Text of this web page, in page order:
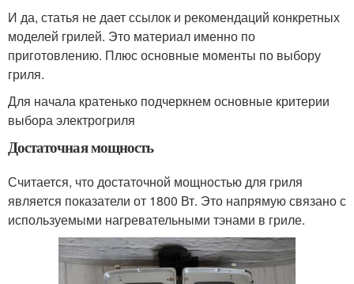
И да, статья не дает ссылок и рекомендаций конкретных
моделей грилей. Это материал именно по
приготовлению. Плюс основные моменты по выбору
гриля.
Для начала кратенько подчеркнем основные критерии
выбора электрогриля
Достаточная мощность
Считается, что достаточной мощностью для гриля
является показатели от 1800 Вт. Это напрямую связано с
используемыми нагревательными тэнами в гриле.